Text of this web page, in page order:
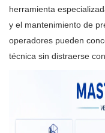
herramienta
y el mantenimiento de
operadores pueden
técnica sin distraerse